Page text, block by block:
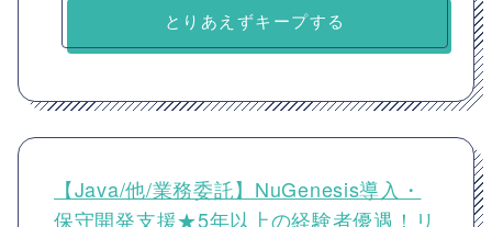
とりあえずキープする
【Java/他/業務委託】NuGenesis導入・
保守開発支援★5年以上の経験者優遇！リ